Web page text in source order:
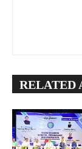
RELATED